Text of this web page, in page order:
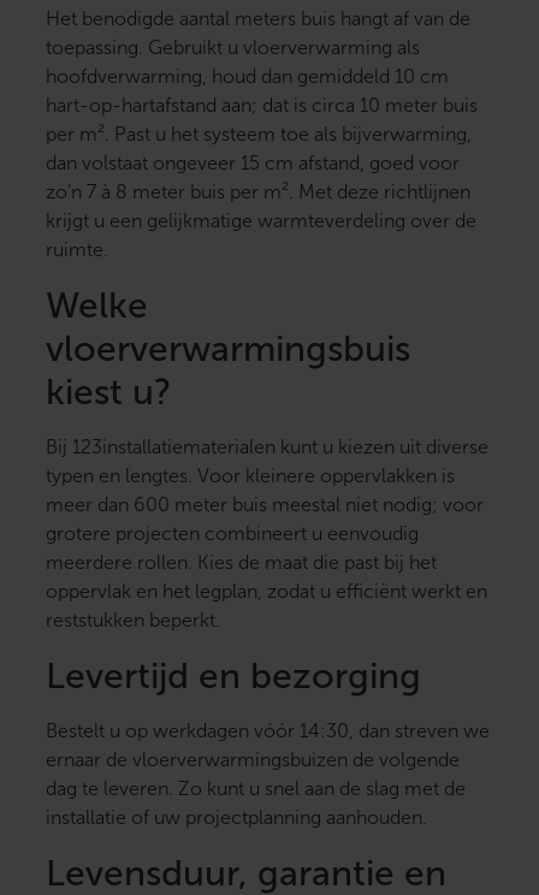
Het benodigde aantal meters buis hangt af van de
toepassing. Gebruikt u vloerverwarming als
hoofdverwarming, houd dan gemiddeld 10 cm
hart-op-hartafstand aan; dat is circa 10 meter buis
per m². Past u het systeem toe als bijverwarming,
dan volstaat ongeveer 15 cm afstand, goed voor
zo’n 7 à 8 meter buis per m². Met deze richtlijnen
krijgt u een gelijkmatige warmteverdeling over de
ruimte.
Welke
vloerverwarmingsbuis
kiest u?
Bij 123installatiematerialen kunt u kiezen uit diverse
typen en lengtes. Voor kleinere oppervlakken is
meer dan 600 meter buis meestal niet nodig; voor
grotere projecten combineert u eenvoudig
meerdere rollen. Kies de maat die past bij het
oppervlak en het legplan, zodat u efficiënt werkt en
reststukken beperkt.
Levertijd en bezorging
Bestelt u op werkdagen vóór 14:30, dan streven we
ernaar de vloerverwarmingsbuizen de volgende
dag te leveren. Zo kunt u snel aan de slag met de
installatie of uw projectplanning aanhouden.
Levensduur, garantie en